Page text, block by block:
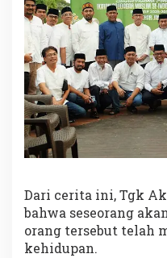
Dari cerita ini, Tgk
bahwa seseorang
orang tersebut telah
kehidupan.